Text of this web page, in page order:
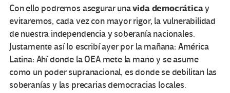
Con ello podremos asegurar unavida democráticay
evitaremos, cada vez con mayor rigor, la vulnerabilidad
de nuestra independencia y soberanía nacionales.
Justamente así lo escribí ayer por la mañana: América
Latina: Ahí donde la OEA mete la mano y se asume
como un poder supranacional, es donde se debilitan las
soberanías y las precarias democracias locales.